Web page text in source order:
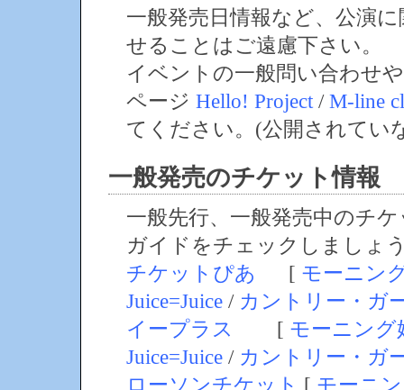
一般発売日情報など、公演
せることはご遠慮下さい。
イベントの一般問い合わせ
ページ Hello! Project /M-line
てください。(公開されてい
一般発売のチケット情報
一般先行、一般発売中のチ
ガイドをチェックしましょ
チケットぴあ
[ モーニン
Juice=Juice / カントリー・ガ
イープラス
[ モーニング
Juice=Juice / カントリー・ガ
ローソンチケット [ モーニ